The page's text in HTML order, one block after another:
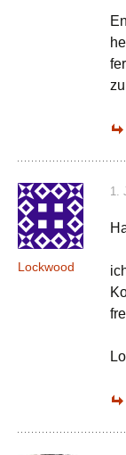
Lockwood
1.